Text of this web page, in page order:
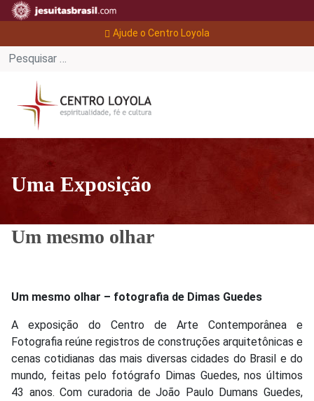
Ajude o Centro Loyola
Uma Exposição
Um mesmo olhar
Um mesmo olhar – fotografia de Dimas Guedes
A exposição do Centro de Arte Contemporânea e
Fotografia reúne registros de construções arquitetônicas e
cenas cotidianas das mais diversas cidades do Brasil e do
mundo, feitas pelo fotógrafo Dimas Guedes, nos últimos
43 anos. Com curadoria de João Paulo Dumans Guedes,